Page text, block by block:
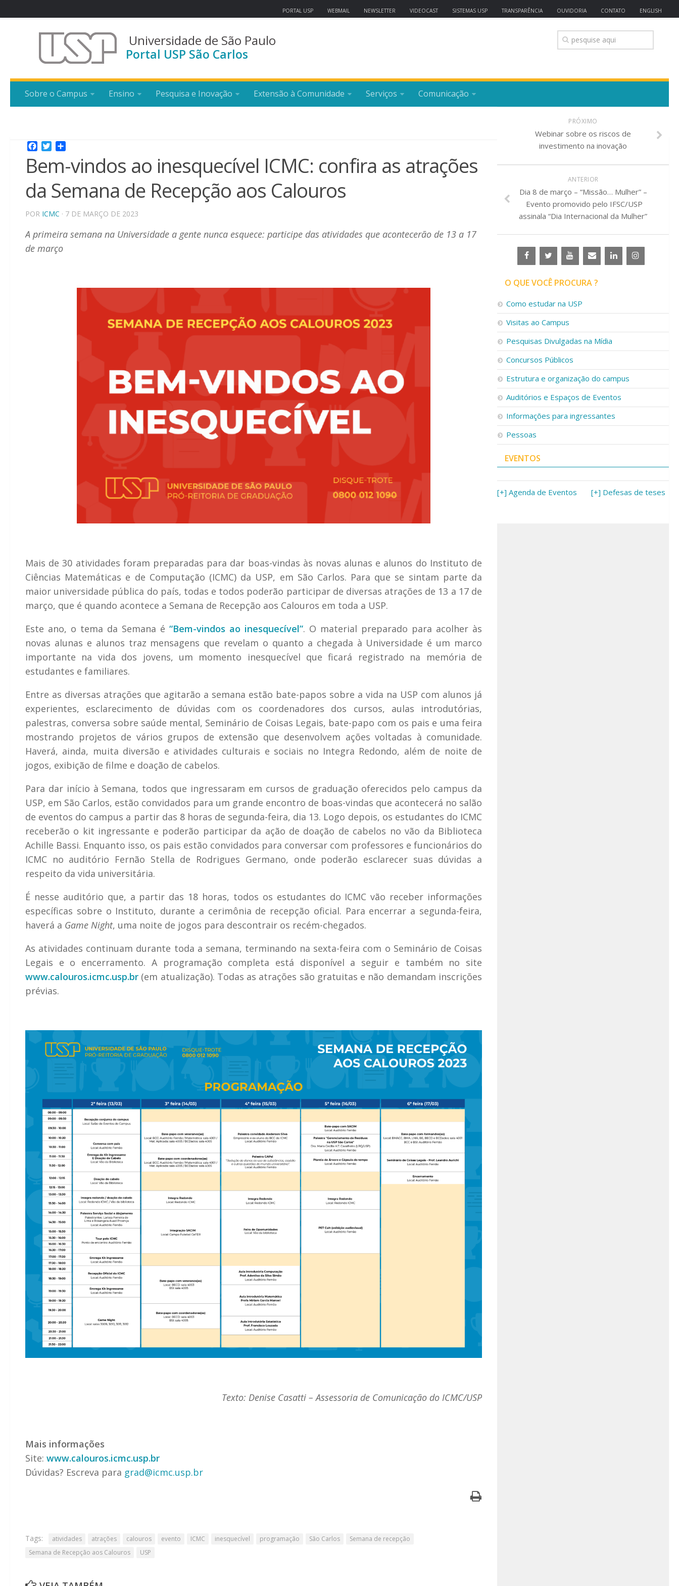
PORTAL USP WEBMAIL NEWSLETTER VIDEOCAST SISTEMAS USP TRANSPARÊNCIA OUVIDORIA CONTATO ENGLISH
Universidade de São Paulo
Portal USP São Carlos
Sobre o Campus Ensino Pesquisa e Inovação Extensão à Comunidade Serviços Comunicação
Facebook
Twitter
Bem-vindos ao inesquecível ICMC: confira as atrações
da Semana de Recepção aos Calouros
POR ICMC · 7 DE MARÇO DE 2023
A primeira semana na Universidade a gente nunca esquece: participe das atividades que acontecerão de 13 a 17
de março
Mais de 30 atividades foram preparadas para dar boas-vindas às novas alunas e alunos do Instituto de
Ciências Matemáticas e de Computação (ICMC) da USP, em São Carlos. Para que se sintam parte da
maior universidade pública do país, todas e todos poderão participar de diversas atrações de 13 a 17 de
março, que é quando acontece a Semana de Recepção aos Calouros em toda a USP.
Este ano, o tema da Semana é “Bem-vindos ao inesquecível”. O material preparado para acolher às
novas alunas e alunos traz mensagens que revelam o quanto a chegada à Universidade é um marco
importante na vida dos jovens, um momento inesquecível que ficará registrado na memória de
estudantes e familiares.
Entre as diversas atrações que agitarão a semana estão bate-papos sobre a vida na USP com alunos já
experientes, esclarecimento de dúvidas com os coordenadores dos cursos, aulas introdutórias,
palestras, conversa sobre saúde mental, Seminário de Coisas Legais, bate-papo com os pais e uma feira
mostrando projetos de vários grupos de extensão que desenvolvem ações voltadas à comunidade.
Haverá, ainda, muita diversão e atividades culturais e sociais no Integra Redondo, além de noite de
jogos, exibição de filme e doação de cabelos.
Para dar início à Semana, todos que ingressaram em cursos de graduação oferecidos pelo campus da
USP, em São Carlos, estão convidados para um grande encontro de boas-vindas que acontecerá no salão
de eventos do campus a partir das 8 horas de segunda-feira, dia 13. Logo depois, os estudantes do ICMC
receberão o kit ingressante e poderão participar da ação de doação de cabelos no vão da Biblioteca
Achille Bassi. Enquanto isso, os pais estão convidados para conversar com professores e funcionários do
ICMC no auditório Fernão Stella de Rodrigues Germano, onde poderão esclarecer suas dúvidas a
respeito da vida universitária.
É nesse auditório que, a partir das 18 horas, todos os estudantes do ICMC vão receber informações
específicas sobre o Instituto, durante a cerimônia de recepção oficial. Para encerrar a segunda-feira,
haverá a Game Night, uma noite de jogos para descontrair os recém-chegados.
As atividades continuam durante toda a semana, terminando na sexta-feira com o Seminário de Coisas
Legais e o encerramento. A programação completa está disponível a seguir e também no site
www.calouros.icmc.usp.br (em atualização). Todas as atrações são gratuitas e não demandam inscrições
prévias.
Texto: Denise Casatti – Assessoria de Comunicação do ICMC/USP
Mais informações
Site: www.calouros.icmc.usp.br
Dúvidas? Escreva para grad@icmc.usp.br
Tags: atividades atrações calouros evento ICMC inesquecível programação São Carlos
Semana de recepção
Semana de Recepção aos Calouros
USP
PRÓXIMO
Webinar sobre os riscos de
investimento na inovação
ANTERIOR
Dia 8 de março – “Missão… Mulher” –
Evento promovido pelo IFSC/USP
assinala “Dia Internacional da Mulher”
O QUE VOCÊ PROCURA ?
Como estudar na USP
Visitas ao Campus
Pesquisas Divulgadas na Mídia
Concursos Públicos
Estrutura e organização do campus
Auditórios e Espaços de Eventos
Informações para ingressantes
Pessoas
EVENTOS
[+] Agenda de Eventos [+] Defesas de teses